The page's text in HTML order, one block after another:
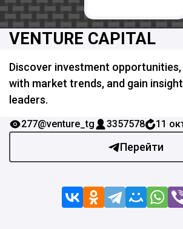
VENTURE CAPITAL
Discover investment opportunities,
with market trends, and gain
leaders.
Перейти
277@venture_tg 3357578 11